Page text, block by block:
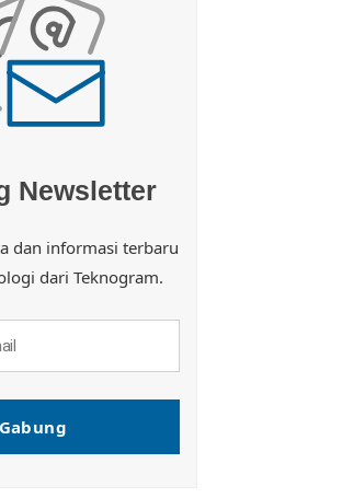
Newsletter
dan informasi terbaru
dari Teknogram.